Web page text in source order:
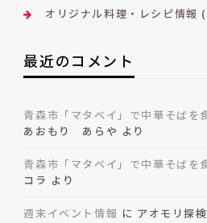
オリジナル料理・レシピ情報
最近のコメント
青森市「マタベイ」で中華そばを
あおもり あらや より
青森市「マタベイ」で中華そばを
コラ より
週末イベント情報 に アオモリ探